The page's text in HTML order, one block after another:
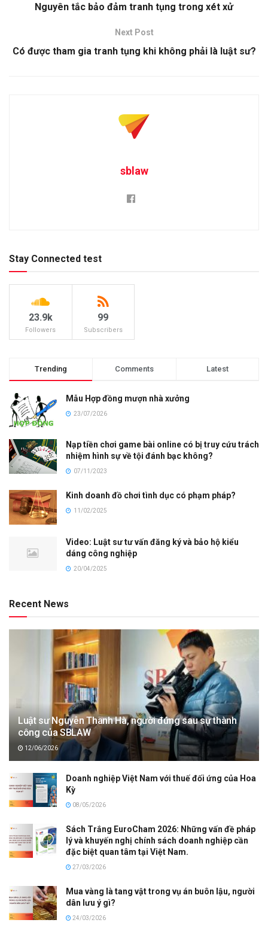
Nguyên tắc bảo đảm tranh tụng trong xét xử
Next Post
Có được tham gia tranh tụng khi không phải là luật sư?
sblaw
Stay Connected test
23.9k
Followers
99
Subscribers
Trending Comments Latest
Mẫu Hợp đồng mượn nhà xưởng
23/07/2026
Nạp tiền chơi game bài online có bị truy cứu trách
nhiệm hình sự về tội đánh bạc không?
07/11/2023
Kinh doanh đồ chơi tình dục có phạm pháp?
11/02/2025
Video: Luật sư tư vấn đăng ký và bảo hộ kiểu
dáng công nghiệp
20/04/2025
Recent News
Luật sư Nguyễn Thanh Hà, người đứng sau sự thành
công của SBLAW
12/06/2026
Doanh nghiệp Việt Nam với thuế đối ứng của Hoa
Kỳ
08/05/2026
Sách Trắng EuroCham 2026: Những vấn đề pháp
lý và khuyến nghị chính sách doanh nghiệp cần
đặc biệt quan tâm tại Việt Nam.
27/03/2026
Mua vàng là tang vật trong vụ án buôn lậu, người
dân lưu ý gì?
24/03/2026